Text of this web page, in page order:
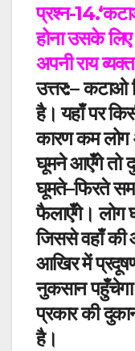
प्रश्न-14.‘
होना उसके
अपनी राय
उत्तर:– कटाओ
है। यहाँ पर
कारण कम
घूमने आएँगे तो
घूमते–फिरते
फैलाएँगे। लोग
जिससे वहाँकी
आखिर में प्रदूषण
नुकसान
प्रकार की
है।